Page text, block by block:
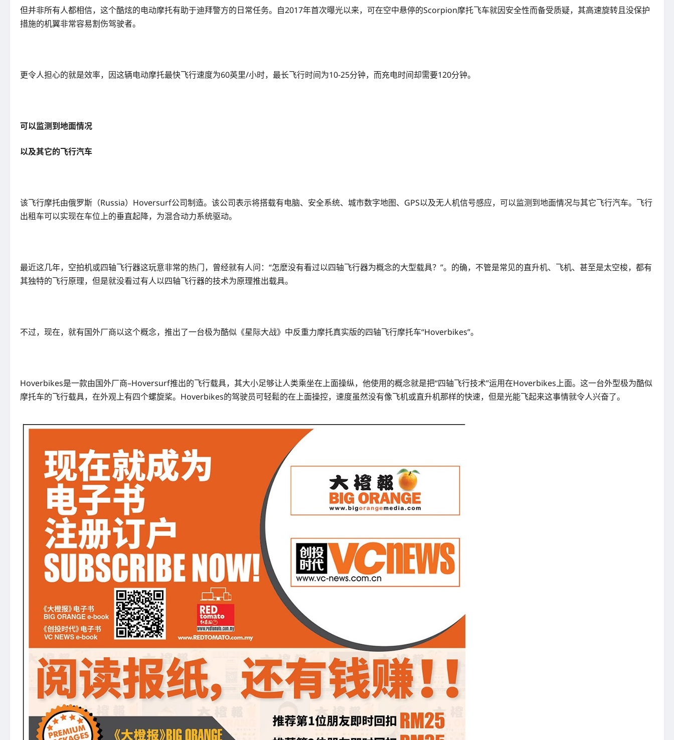
但并非所有人都相信，这个酷炫的电动摩托有助于迪拜警方的日常任务。自2017年首次曝光以来，可在空中悬停的Scorpion摩托飞车就因安全性而备受质疑，其高速旋转且没保护
措施的机翼非常容易割伤驾驶者。
更令人担心的就是效率，因这辆电动摩托最快飞行速度为60英里/小时，最长飞行时间为10-25分钟，而充电时间却需要120分钟。
可以监测到地面情况
以及其它的飞行汽车
该飞行摩托由俄罗斯（Russia）Hoversurf公司制造。该公司表示将搭载有电脑、安全系统、城市数字地图、GPS以及无人机信号感应，可以监测到地面情况与其它飞行汽车。飞行
出租车可以实现在车位上的垂直起降，为混合动力系统驱动。
最近这几年，空拍机或四轴飞行器这玩意非常的热门，曾经就有人问：“怎麽没有看过以四轴飞行器为概念的大型载具？”。的确，不管是常见的直升机、飞机、甚至是太空梭，都有
其独特的飞行原理，但是就没看过有人以四轴飞行器的技术为原理推出载具。
不过，现在，就有国外厂商以这个概念，推出了一台极为酷似《星际大战》中反重力摩托真实版的四轴飞行摩托车“Hoverbikes”。
Hoverbikes是一款由国外厂商–Hoversurf推出的飞行载具，其大小足够让人类乘坐在上面操纵，他使用的概念就是把“四轴飞行技术”运用在Hoverbikes上面。这一台外型极为酷似
摩托车的飞行载具，在外观上有四个螺旋桨。Hoverbikes的驾驶员可轻鬆的在上面操控，速度虽然没有像飞机或直升机那样的快速，但是光能飞起来这事情就令人兴奋了。